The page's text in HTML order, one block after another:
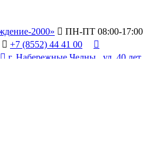
 ПН-ПТ 08:00-17:00
 +7 (8552) 44 41 00

 г. Набережные Челны , ул. 40 лет